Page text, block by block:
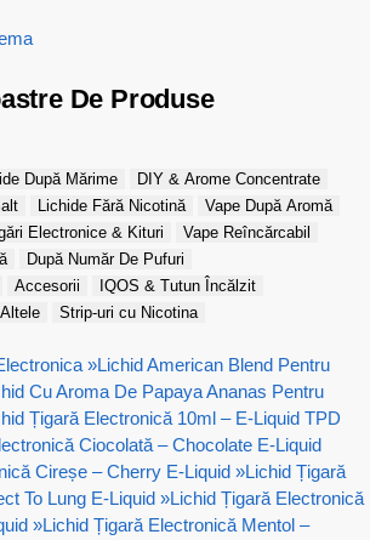
De Produse
După Mărime
DIY & Arome Concentrate
Lichide Fără Nicotină
Vape După Aromă
Electronice & Kituri
Vape Reîncărcabil
După Număr De Pufuri
Accesorii
IQOS & Tutun Încălzit
Altele
Strip-uri cu Nicotina
»Lichid American Blend Pentru
Cu Aroma De Papaya Ananas Pentru
Țigară Electronică 10ml – E-Liquid TPD
Ciocolată – Chocolate E-Liquid
Cireșe – Cherry E-Liquid »Lichid Țigară
To Lung E-Liquid »Lichid Țigară Electronică
»Lichid Țigară Electronică Mentol –